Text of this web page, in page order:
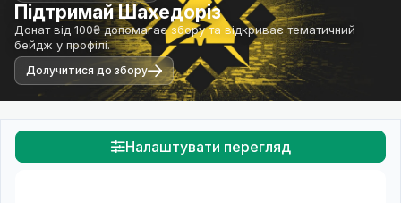
Підтримай Шахедоріз
Донат від 100₴ допомагає збору та відкриває тематичний
бейдж у профілі.
Долучитися до збору
Налаштувати перегляд